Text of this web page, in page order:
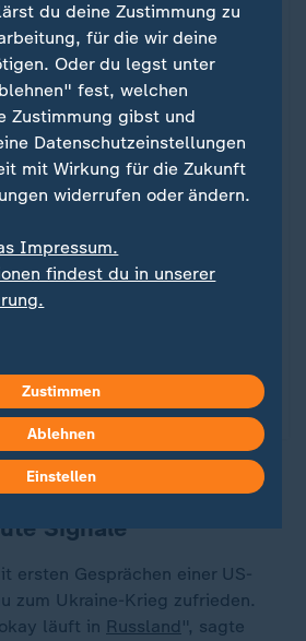
klicken, werden Bilder und
X nachgeladen. Ihre IP-
an externe Server von X
den Datenschutz dieses
können Sie sich auf
Um Ihre künftigen
speichern wir Ihre
können Sie im Bereich
widerrufen.
anpassen
der US-
Signale"
ersten Gesprächen einer US-
zum Ukraine-Krieg zufrieden.
läuft in Russland ", sagte
du deine Zustimmung zu
für die wir deine
Oder du legst unter
fest, welchen
Zustimmung gibst und
Datenschutzeinstellungen
mit Wirkung für die Zukunft
widerrufen oder ändern.
Impressum.
findest du in unserer
Zustimmen
Ablehnen
Einstellen